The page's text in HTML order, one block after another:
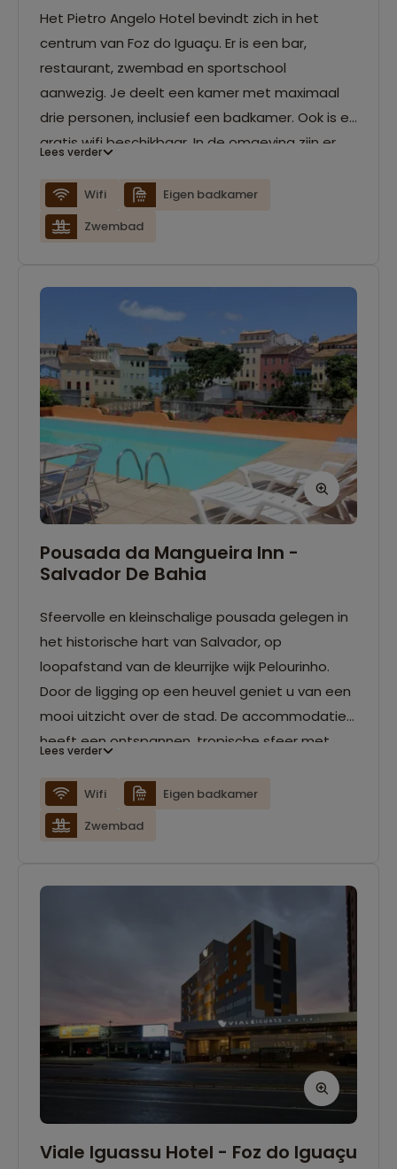
Het Pietro Angelo Hotel bevindt zich in het
centrum van Foz do Iguaçu. Er is een bar,
restaurant, zwembad en sportschool
aanwezig. Je deelt een kamer met maximaal
drie personen, inclusief een badkamer. Ook is er
gratis wifi beschikbaar. In de omgeving zijn er
Lees verder
Wifi
Eigen badkamer
Zwembad
Pousada da Mangueira Inn -
Salvador De Bahia
Sfeervolle en kleinschalige pousada gelegen in
het historische hart van Salvador, op
loopafstand van de kleurrijke wijk Pelourinho.
Door de ligging op een heuvel geniet u van een
mooi uitzicht over de stad. De accommodatie
heeft een ontspannen, tropische sfeer met
kamers zijn eenvoudig maar comfortabel
ingericht en beschikken over airconditioning,
gratis wifi en een eigen badkamer. Dankzij de
restaurants en gezellige pleinen eenvoudig te
Lees verder
Wifi
Eigen badkamer
Zwembad
Viale Iguassu Hotel - Foz do Iguaçu